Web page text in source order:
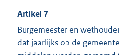
Artikel 7
Burgemeester en
dat jaarlijks op de